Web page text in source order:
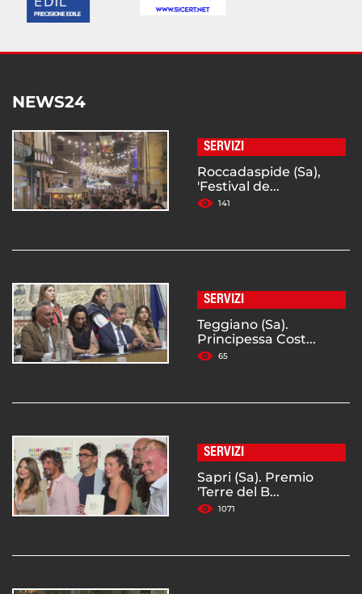
NEWS24
SERVIZI
Roccadaspide (Sa),
'Festival de...
141
SERVIZI
Teggiano (Sa).
Principessa Cost...
65
SERVIZI
Sapri (Sa). Premio
'Terre del B...
1071